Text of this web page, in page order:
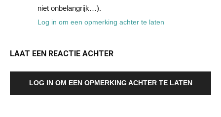
niet onbelangrijk…).
Log in om een opmerking achter te laten
LAAT EEN REACTIE ACHTER
LOG IN OM EEN OPMERKING ACHTER TE LATEN